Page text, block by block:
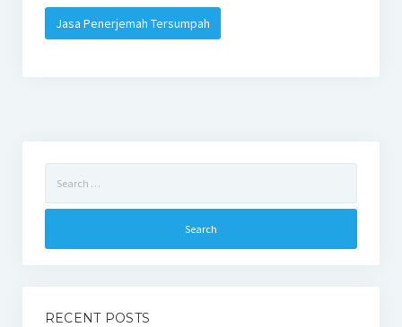
Jasa Penerjemah Tersumpah
for:
RECENT POSTS